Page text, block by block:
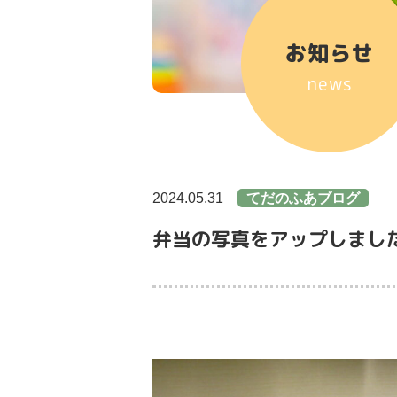
お知らせ
news
2024.05.31 てだのふあブログ
弁当の写真をアップしまし